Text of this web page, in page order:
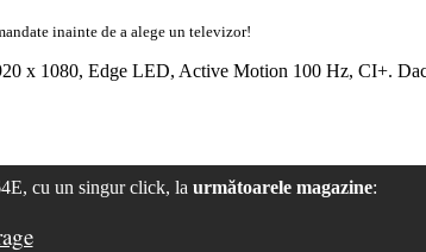
inainte de a alege un televizor!
x 1080, Edge LED, Active Motion 100 Hz, CI+.
cu un singur click, la următoarele magazine: